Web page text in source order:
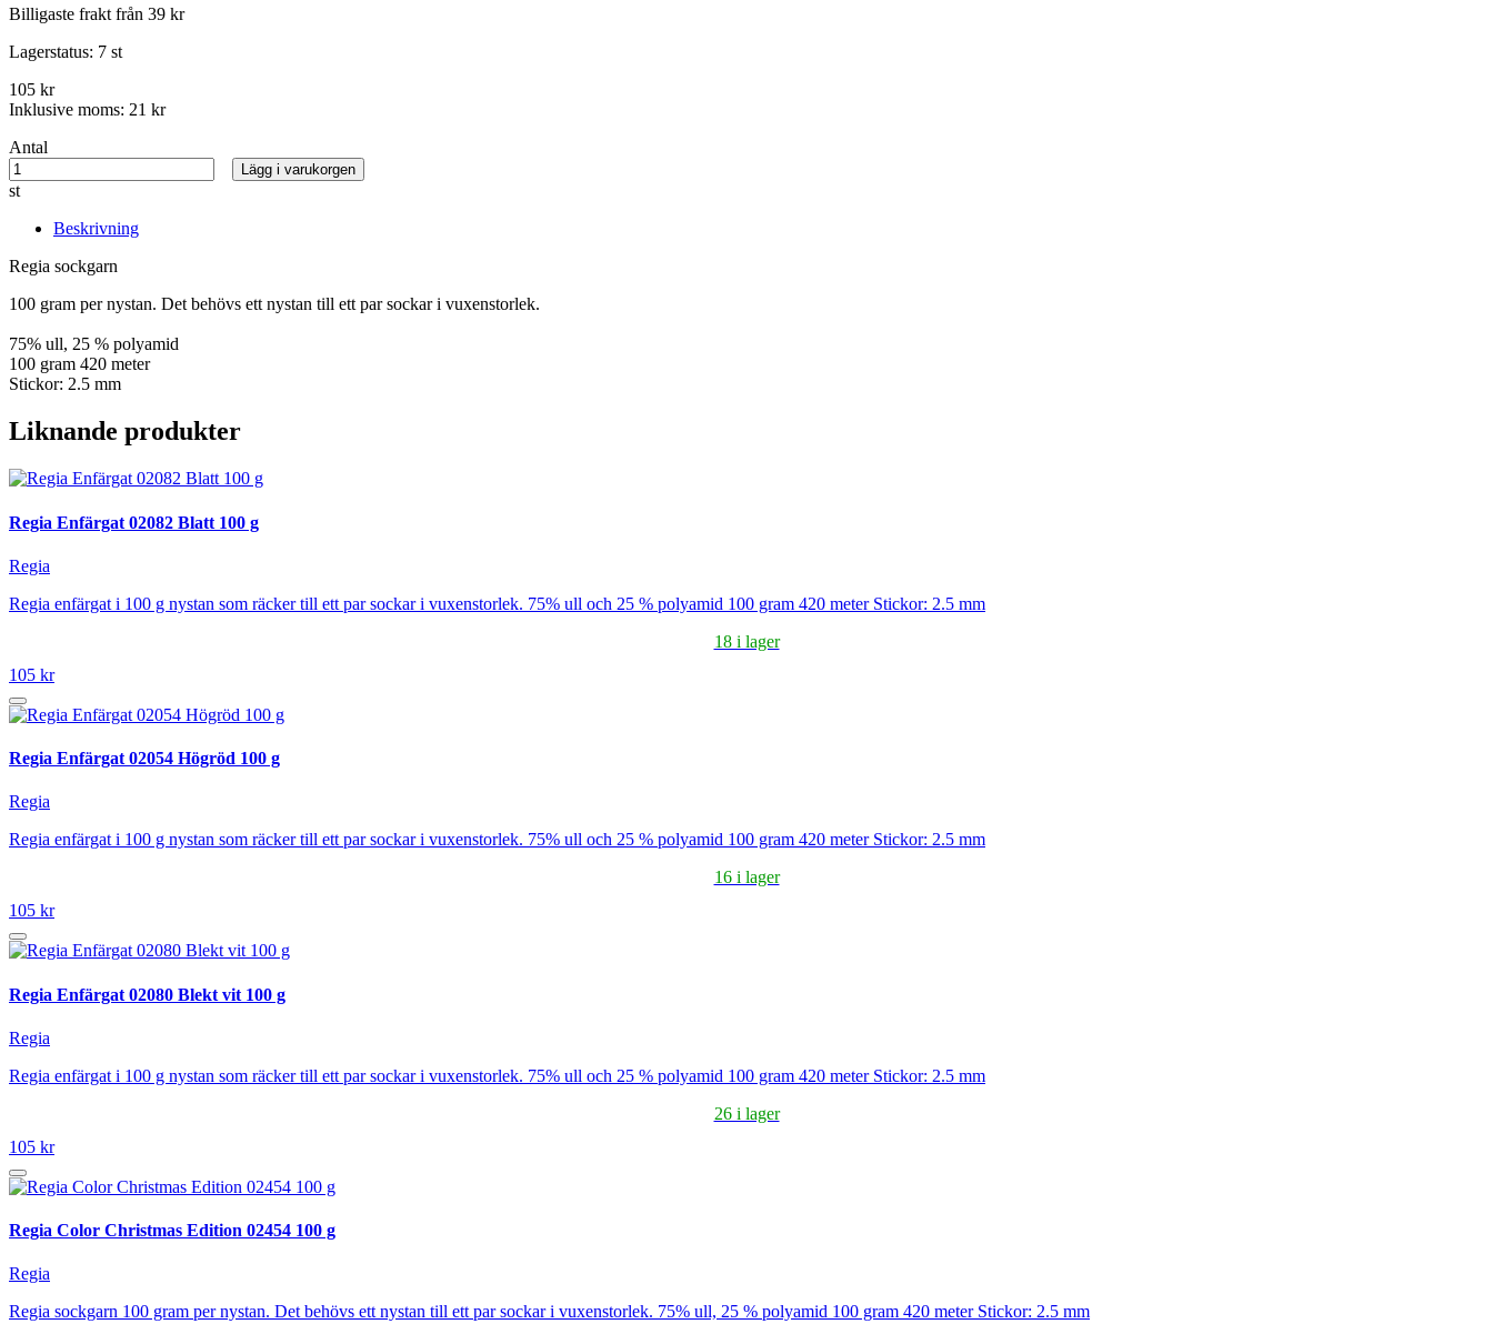
Billigaste frakt från 39 kr
Lagerstatus: 7 st
105 kr
Inklusive moms: 21 kr
Antal
st
Lägg i varukorgen
Beskrivning
Regia sockgarn
100 gram per nystan. Det behövs ett nystan till ett par sockar i vuxenstorlek.
75% ull, 25 % polyamid
100 gram 420 meter
Stickor: 2.5 mm
Liknande produkter
Regia Enfärgat 02082 Blatt 100 g
Regia
Regia enfärgat i 100 g nystan som räcker till ett par sockar i vuxenstorlek. 75% ull och 25 % polyamid 100 gram 420 meter Stickor: 2.5 mm
18 i lager
105 kr
Regia Enfärgat 02054 Högröd 100 g
Regia
Regia enfärgat i 100 g nystan som räcker till ett par sockar i vuxenstorlek. 75% ull och 25 % polyamid 100 gram 420 meter Stickor: 2.5 mm
16 i lager
105 kr
Regia Enfärgat 02080 Blekt vit 100 g
Regia
Regia enfärgat i 100 g nystan som räcker till ett par sockar i vuxenstorlek. 75% ull och 25 % polyamid 100 gram 420 meter Stickor: 2.5 mm
26 i lager
105 kr
Regia Color Christmas Edition 02454 100 g
Regia
Regia sockgarn 100 gram per nystan. Det behövs ett nystan till ett par sockar i vuxenstorlek. 75% ull, 25 % polyamid 100 gram 420 meter Stickor: 2.5 mm